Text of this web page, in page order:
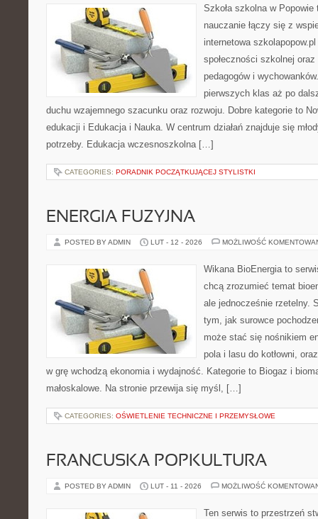
Szkoła szkolna w
nauczanie łączy się z
internetowa
społeczności szkolnej
pedagogów i
pierwszych klas aż po
duchu wzajemnego szacunku oraz rozwoju. Dobre kategorie to
edukacji i Edukacja i Nauka. W centrum działań znajduje się
potrzeby. Edukacja wczesnoszkolna […]
CATEGORIES: PORADNIK POCZĄTKUJĄCEJ STYLISTKI
ENERGIA FUZYJNA
POSTED BY ADMIN LUT - 12 - 2026 MOŻLIWOŚĆ
Wikana BioEnergia to
chcą zrozumieć temat
ale jednocześnie rzetelny.
tym, jak surowce
może stać się nośnikiem
pola i lasu do kotłowni,
w grę wchodzą ekonomia i wydajność. Kategorie to Biogaz i
małoskalowe. Na stronie przewija się myśl, […]
CATEGORIES: OŚWIETLENIE TECHNICZNE I PRZEMYSŁOWE
FRANCUSKA POPKULTURA
POSTED BY ADMIN LUT - 11 - 2026 MOŻLIWOŚĆ
Ten serwis to przestrzeń